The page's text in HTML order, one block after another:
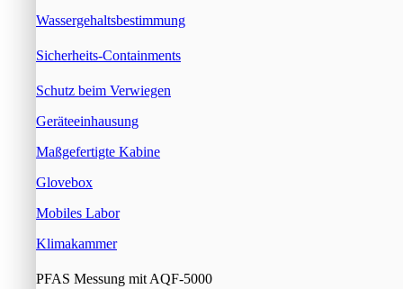
Wassergehaltsbestimmung
Sicherheits-Containments
Schutz beim Verwiegen
Geräteeinhausung
Maßgefertigte Kabine
Glovebox
Mobiles Labor
Klimakammer
PFAS Messung mit AQF-5000